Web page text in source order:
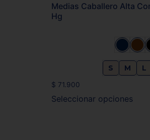
Medias Caballero Alta Compresión 20-30 mm
Hg
S M L
$ 71.900
Seleccionar opciones